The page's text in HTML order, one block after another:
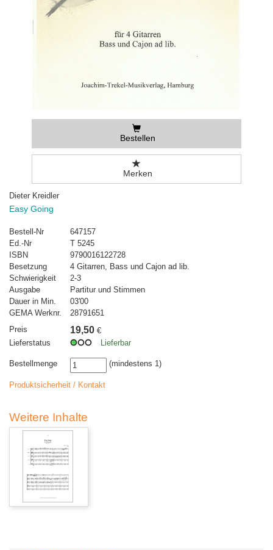
Bestellen
Merken
Dieter Kreidler
Easy Going
Bestell-Nr
647157
Ed.-Nr
T 5245
ISBN
9790016122728
Besetzung
4 Gitarren, Bass und Cajon ad lib.
Schwierigkeit
2-3
Ausgabe
Partitur und Stimmen
Dauer in Min.
03'00
GEMA Werknr.
28791651
Preis
19,50 €
Lieferstatus
Lieferbar
Bestellmenge (mindestens 1)
Produktsicherheit / Kontakt
Weitere Inhalte